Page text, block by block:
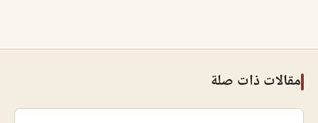
مقالات ذات صلة